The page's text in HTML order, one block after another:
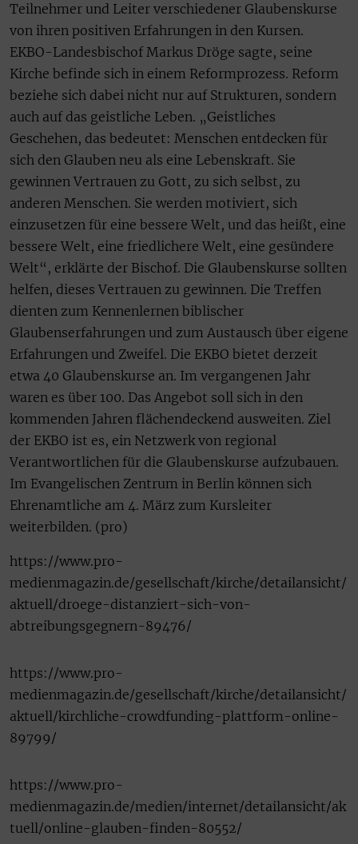
Teilnehmer und Leiter verschiedener Glaubenskurse
von ihren positiven Erfahrungen in den Kursen.
EKBO-Landesbischof Markus Dröge sagte, seine
Kirche befinde sich in einem Reformprozess. Reform
beziehe sich dabei nicht nur auf Strukturen, sondern
auch auf das geistliche Leben. „Geistliches
Geschehen, das bedeutet: Menschen entdecken für
sich den Glauben neu als eine Lebenskraft. Sie
gewinnen Vertrauen zu Gott, zu sich selbst, zu
anderen Menschen. Sie werden motiviert, sich
einzusetzen für eine bessere Welt, und das heißt, eine
bessere Welt, eine friedlichere Welt, eine gesündere
Welt“, erklärte der Bischof. Die Glaubenskurse sollten
helfen, dieses Vertrauen zu gewinnen. Die Treffen
dienten zum Kennenlernen biblischer
Glaubenserfahrungen und zum Austausch über eigene
Erfahrungen und Zweifel. Die EKBO bietet derzeit
etwa 40 Glaubenskurse an. Im vergangenen Jahr
waren es über 100. Das Angebot soll sich in den
kommenden Jahren flächendeckend ausweiten. Ziel
der EKBO ist es, ein Netzwerk von regional
Verantwortlichen für die Glaubenskurse aufzubauen.
Im Evangelischen Zentrum in Berlin können sich
Ehrenamtliche am 4. März zum Kursleiter
weiterbilden. (pro)
https://www.pro-
medienmagazin.de/gesellschaft/kirche/detailansicht/
aktuell/droege-distanziert-sich-von-
abtreibungsgegnern-89476/
https://www.pro-
medienmagazin.de/gesellschaft/kirche/detailansicht/
aktuell/kirchliche-crowdfunding-plattform-online-
89799/
https://www.pro-
medienmagazin.de/medien/internet/detailansicht/ak
tuell/online-glauben-finden-80552/